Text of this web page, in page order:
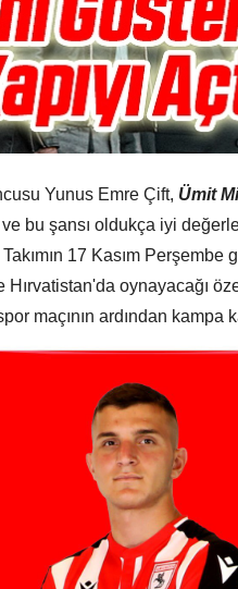
Yunus Emre Çift, Ümit
bu şansı oldukça iyi
17 Kasım Perşembe
oynayacağı
maçının ardından kampa